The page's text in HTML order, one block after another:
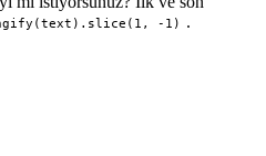
-1) .